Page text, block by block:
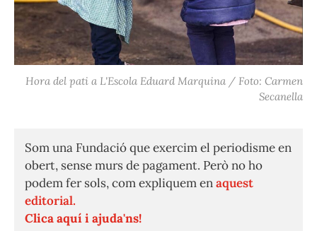
Hora del pati a L'Escola Eduard Marquina / Foto: Carmen
Secanella
Som una Fundació que exercim el periodisme en
obert, sense murs de pagament. Però no ho
podem fer sols, com expliquem enaquest
editorial.
Clica aquí i ajuda'ns!